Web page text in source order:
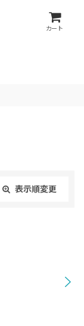
カート
表示順変更